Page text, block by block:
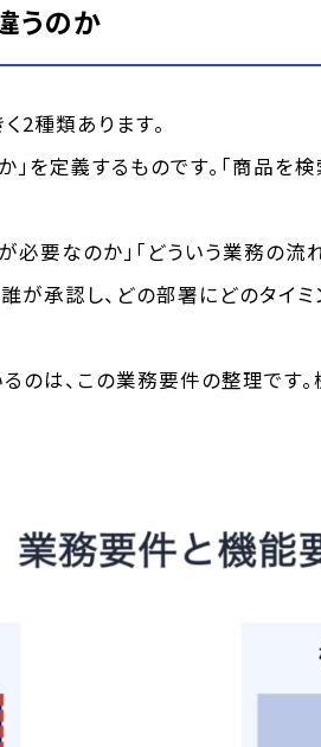
うのか
2種類あります。
を定義するものです。「商品を
必要なのか」「どういう業務の
誰が承認し、どの部署にどのタ
のは、この業務要件の整理で